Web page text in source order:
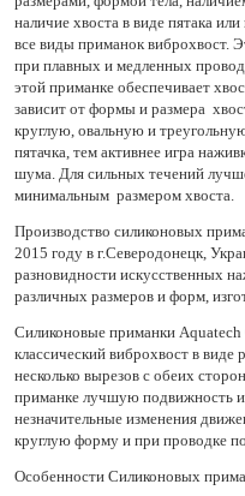
наличие хвоста в виде пятака
все виды приманок виброхвост.
при плавных и медленных
этой приманке обеспечивает
зависит от формы и размера
круглую, овальную и
пятачка, тем активнее игра
шума. Для сильных течений
минимальным размером хвоста.
Производство силиконовых
2015 году в г.Северодонецк,
разновидности искусственных
различных размеров и форм,
Силиконовые приманки
классический виброхвост в
несколько вырезов с обеих
приманке лучшую подвижность и
незначительные изменения
круглую форму и при проводке
Особенности Силиконовых